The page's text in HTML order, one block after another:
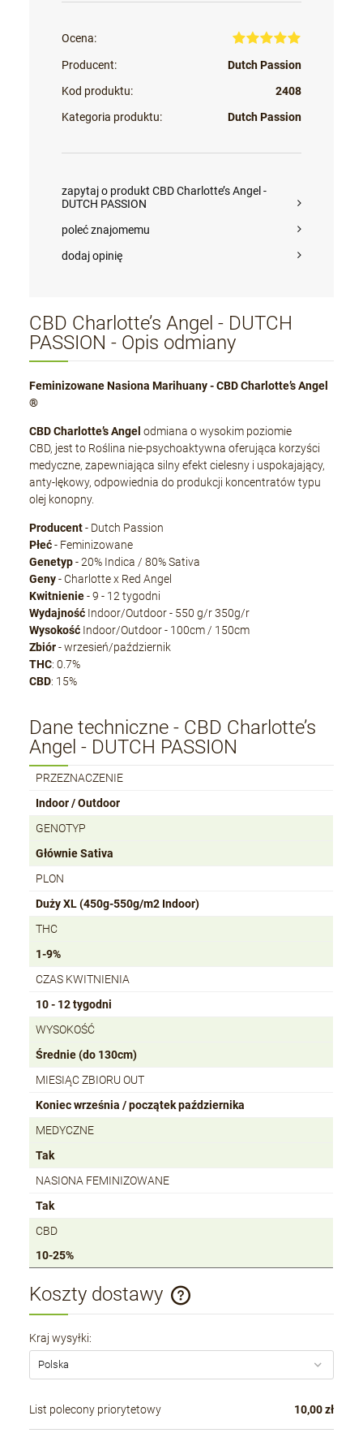
Ocena:
Producent:
Dutch Passion
Kod produktu:
2408
Kategoria produktu:
Dutch Passion
zapytaj o produkt CBD Charlotte’s Angel -
DUTCH PASSION
poleć znajomemu
dodaj opinię
CBD Charlotte’s Angel - DUTCH
PASSION - Opis odmiany
Feminizowane Nasiona Marihuany - CBD Charlotte’s Angel
®
CBD Charlotte’s Angelodmiana o wysokim poziomie
CBD, jest to Roślina nie-psychoaktywna oferująca korzyści
medyczne, zapewniająca silny efekt cielesny i uspokajający,
anty-lękowy, odpowiednia do produkcji koncentratów typu
olej konopny.
Producent- Dutch Passion
Płeć- Feminizowane
Genetyp- 20% Indica / 80% Sativa
Geny- Charlotte x Red Angel
Kwitnienie- 9 - 12 tygodni
Wydajność Indoor/Outdoor - 550 g/r 350g/r
Wysokość Indoor/Outdoor - 100cm / 150cm
Zbiór- wrzesień/październik
THC: 0.7%
CBD: 15%
Dane techniczne - CBD Charlotte’s
Angel - DUTCH PASSION
PRZEZNACZENIE
Indoor / Outdoor
GENOTYP
Głównie Sativa
PLON
Duży XL (450g-550g/m2 Indoor)
THC
1-9%
CZAS KWITNIENIA
10 - 12 tygodni
WYSOKOŚĆ
Średnie (do 130cm)
MIESIĄC ZBIORU OUT
Koniec września / początek października
MEDYCZNE
Tak
NASIONA FEMINIZOWANE
Tak
CBD
10-25%
Koszty dostawy
Cena nie zawiera ewentualnych kosztów płatności
Kraj wysyłki:
List polecony priorytetowy 10,00 zł